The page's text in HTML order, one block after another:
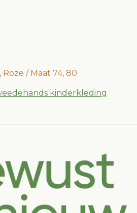
/ Maat 74, 80
kinderkleding